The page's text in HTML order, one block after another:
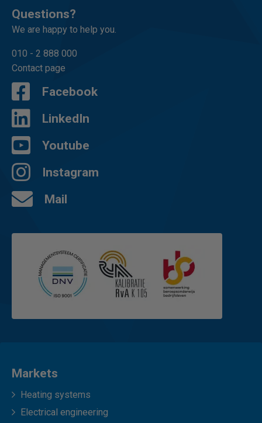
Questions?
We are happy to help you.
010 - 2 888 000
Contact page
Facebook
LinkedIn
Youtube
Instagram
Mail
Markets
Heating systems
Electrical engineering